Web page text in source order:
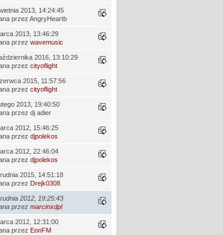
2013, 14:24:45
przez AngryHeartb
2013, 13:46:29
przez wavemusic
2016, 13:10:29
przez cityoflight
2015, 11:57:56
przez cityoflight
2013, 19:40:50
przez dj adier
2012, 15:46:25
przez djpolekos
2012, 22:46:04
przez djpolekos
2015, 14:51:18
przez Drejk0308
2012, 19:25:43
przez marcinxdpl
2012, 12:31:00
przez EonFM